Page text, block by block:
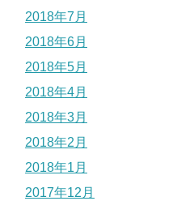
2018年7月
2018年6月
2018年5月
2018年4月
2018年3月
2018年2月
2018年1月
2017年12月